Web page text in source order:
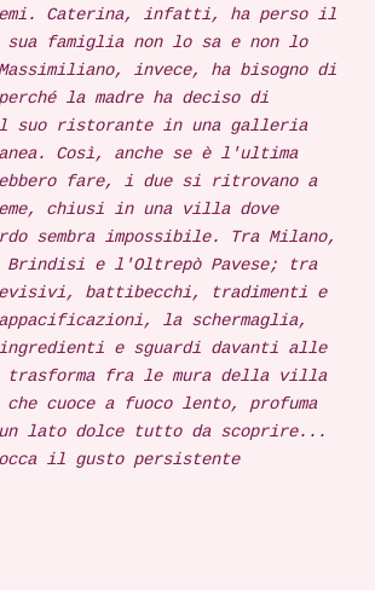
Caterina, infatti, ha perso il
sua famiglia non lo sa e non lo
invece, ha bisogno di
la madre ha deciso di
suo ristorante in una galleria
Così, anche se è l'ultima
fare, i due si ritrovano a
chiusi in una villa dove
sembra impossibile. Tra Milano,
Brindisi e l'Oltrepò Pavese; tra
battibecchi, tradimenti e
la schermaglia,
ingredienti e sguardi davanti alle
trasforma fra le mura della villa
cuoce a fuoco lento, profuma
lato dolce tutto da scoprire...
il gusto persistente